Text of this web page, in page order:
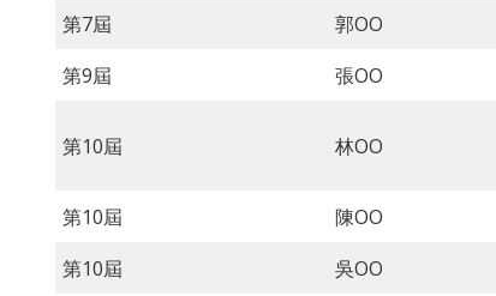
第7屆
郭OO
第9屆
張OO
第10屆 林OO
第10屆 陳OO
第10屆
吳OO